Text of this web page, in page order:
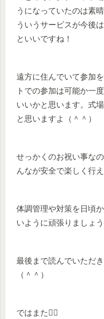
うになっていたのは素
ういうサービスが今後
といいですね！
遠方に住んでいて参加
トでの参加は可能か一
いいかと思います。式
と思いますよ（＾＾）
せっかくのお祝い事な
んなが安全で楽しく行
体調管理や対策を日頃
いように頑張りましょう
最後まで読んでいただ
（＾＾）
ではまた🙋‍♀️